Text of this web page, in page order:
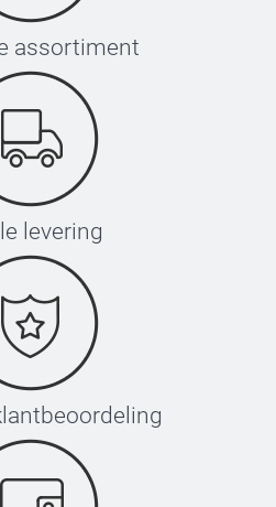
assortiment
levering